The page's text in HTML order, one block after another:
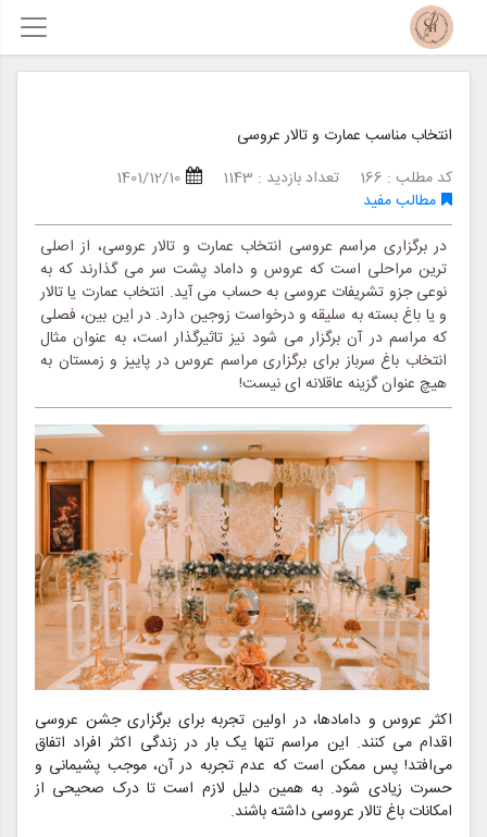
انتخاب مناسب عمارت و تالار عروسی
کد مطلب : 166
تعداد بازدید : 1143
1401/12/10
مطالب مفید
در برگزاری مراسم عروسی انتخاب عمارت و تالار عروسی، از اصلی
ترین مراحلی است که عروس و داماد پشت سر می گذارند که به
نوعی جزو تشریفات عروسی به حساب می آید. انتخاب عمارت یا تالار
و یا باغ بسته به سلیقه و درخواست زوجین دارد. در این بین، فصلی
که مراسم در آن برگزار می شود نیز تاثیرگذار است، به عنوان مثال
انتخاب باغ سرباز برای برگزاری مراسم عروس در پاییز و زمستان به
هیچ عنوان گزینه عاقلانه ای نیست!
اکثر عروس و دامادها، در اولین تجربه برای برگزاری جشن عروسی
اقدام می‌ کنند. این مراسم تنها یک بار در زندگی اکثر افراد اتفاق
می‌افتد! پس ممکن است که عدم تجربه در آن، موجب پشیمانی و
حسرت زیادی شود. به همین دلیل لازم است تا درک صحیحی از
امکانات باغ تالار عروسی داشته باشند.